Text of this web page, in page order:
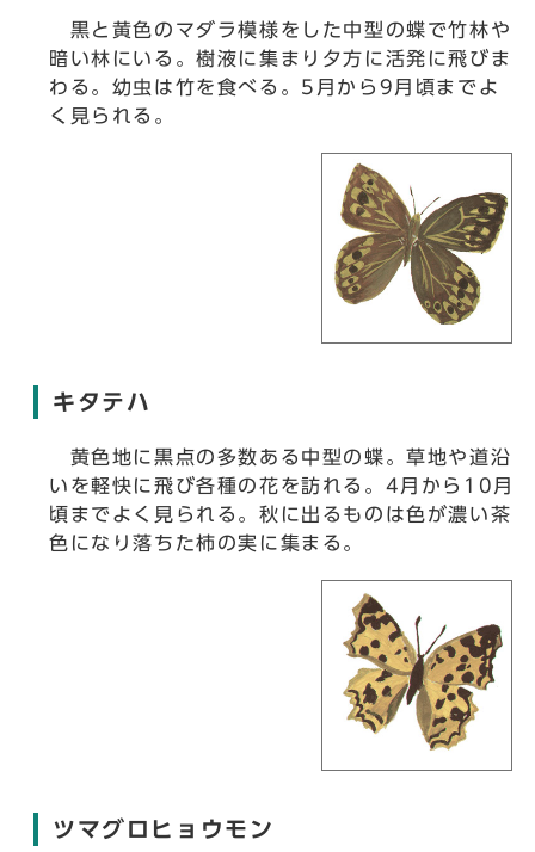
黒と黄色のマダラ模様をした中型の蝶で竹林や
暗い林にいる。樹液に集まり夕方に活発に飛びま
わる。幼虫は竹を食べる。5月から9月頃までよ
く見られる。
キタテハ
黄色地に黒点の多数ある中型の蝶。草地や道沿
いを軽快に飛び各種の花を訪れる。4月から10月
頃までよく見られる。秋に出るものは色が濃い茶
色になり落ちた柿の実に集まる。
ツマグロヒョウモン